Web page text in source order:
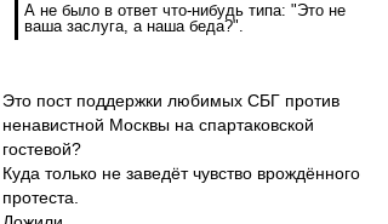
А не было в ответ что-нибудь типа: "Это не
ваша заслуга, а наша беда?".
Это пост поддержки любимых СБГ против
ненавистной Москвы на спартаковской
гостевой?
Куда только не заведёт чувство врождённого
протеста.